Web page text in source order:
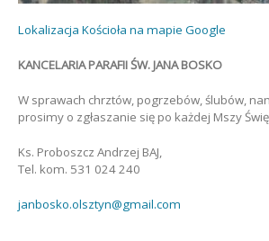
Lokalizacja Kościoła na mapie Google
KANCELARIA PARAFII ŚW. JANA BOSKO
W sprawach chrztów, pogrzebów, ślubów,
prosimy o zgłaszanie się po każdej Mszy
Ks. Proboszcz Andrzej BAJ,
Tel. kom. 531 024 240
janbosko.olsztyn@gmail.com